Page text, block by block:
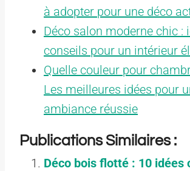
à adopter pour une déco
Déco salon moderne chic :
conseils pour un intérieur
Quelle couleur pour
Les meilleures idées pour
ambiance réussie
Publications Similaires :
Déco bois flotté : 10 idées